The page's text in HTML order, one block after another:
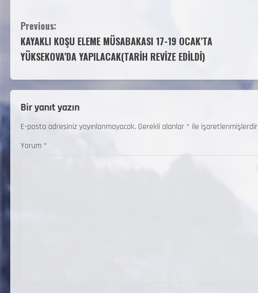
Previous:
KAYAKLI KOŞU ELEME MÜSABAKASI 17-19 OCAK’TA
YÜKSEKOVA’DA YAPILACAK(TARİH REVİZE EDİLDİ)
Bir yanıt yazın
E-posta adresiniz yayınlanmayacak. Gerekli alanlar * ile işaretlenmişlerdir
Yorum *